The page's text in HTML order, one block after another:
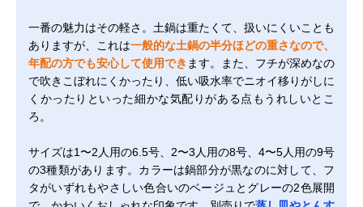
一番の魅力はその軽さ。土鍋は重たくて、扱いにくいことも
ありますが、これは一般的な土鍋の半分ほどの重さなので、
年配の方でも安心して使用でき ます。また、フチが深めなの
で吹きこぼれにくかったり、低い吸水率でニオイ移りがしに
くかったりといった細かな気配りがある点もうれしいとこ
ろ。
サイズは1〜2人用の6.5号、2〜3人用の8号、4〜5人用の9号
の3種類があります。カラーは鍋部分が黒なのに対して、フ
タがいずれもやさしい色合いのベージュとグレーの2色展開